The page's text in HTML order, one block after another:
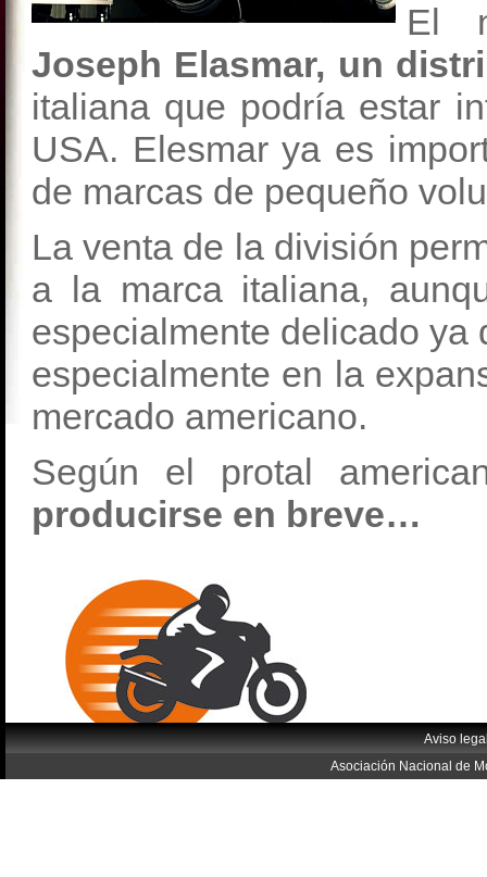
El
Joseph Elasmar, un
italiana que podría estar
USA. Elesmar ya es
de marcas de pequeño
La venta de la división
a la marca italiana,
especialmente delicado ya
especialmente en la
mercado americano.
Según el protal
producirse en breve…
Aviso
Asociación Nacional de